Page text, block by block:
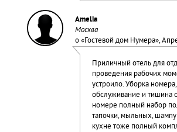
Amelia
Москва
о «Гостевой дом Нумера»,
Приличный отель для
проведения рабочих
устроило. Уборка
обслуживание и тишина
номере полный набор
тапочки, мыльных,
кухне тоже полный